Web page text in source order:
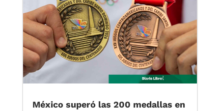
México superó las 200 medallas en